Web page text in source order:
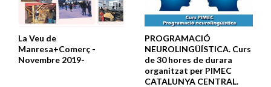
La Veu de
Manresa+Comerç -
Novembre 2019-
PROGRAMACIÓ
NEUROLINGÜÍSTICA. Curs
de 30 hores de durara
organitzat per PIMEC
CATALUNYA CENTRAL.